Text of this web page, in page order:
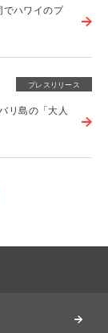
でハワイのプ
プレスリリース
リ島の「大人